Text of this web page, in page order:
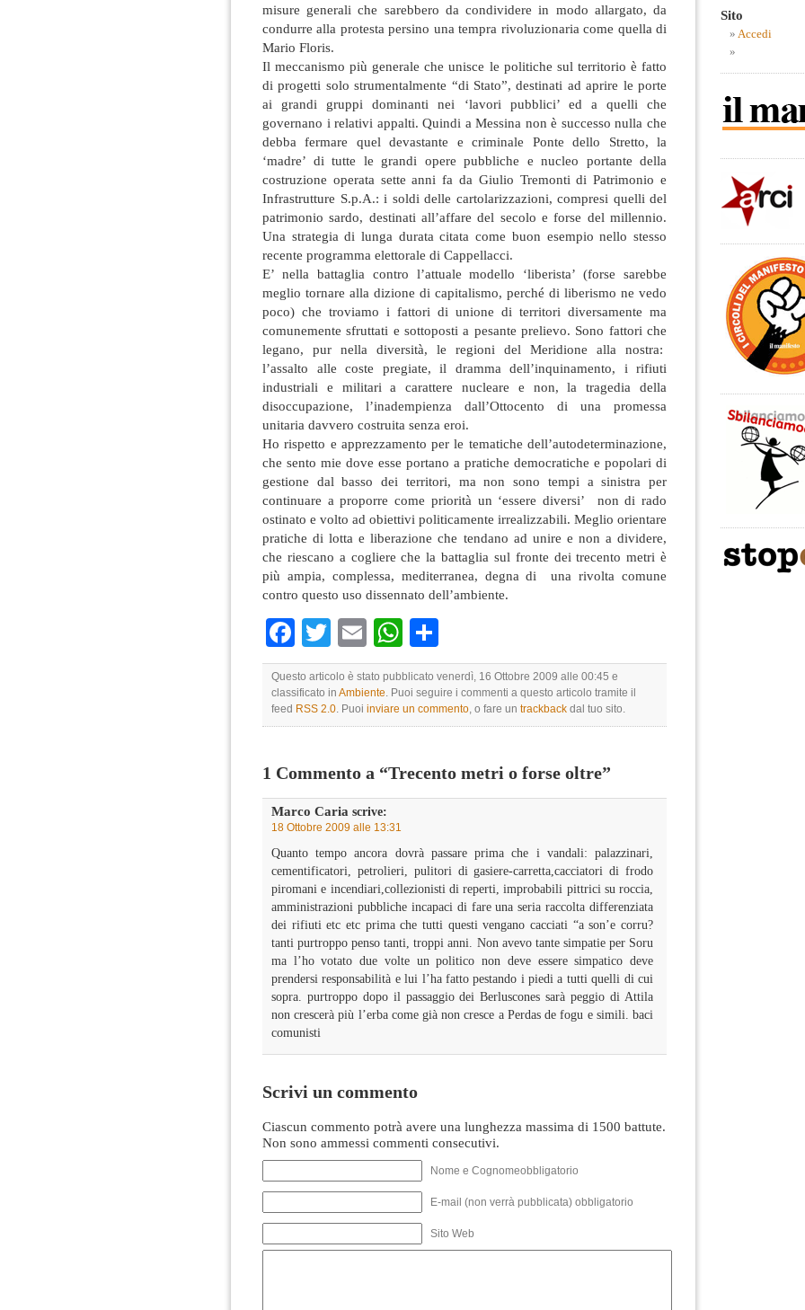
misure generali che sarebbero da condividere in modo allargato, da
condurre alla protesta persino una tempra rivoluzionaria come quella di
Mario Floris.
Il meccanismo più generale che unisce le politiche sul territorio è fatto
di progetti solo strumentalmente “di Stato”, destinati ad aprire le porte
ai grandi gruppi dominanti nei ‘lavori pubblici’ ed a quelli che
governano i relativi appalti. Quindi a Messina non è successo nulla che
debba fermare quel devastante e criminale Ponte dello Stretto, la
‘madre’ di tutte le grandi opere pubbliche e nucleo portante della
costruzione operata sette anni fa da Giulio Tremonti di Patrimonio e
Infrastrutture S.p.A.: i soldi delle cartolarizzazioni, compresi quelli del
patrimonio sardo, destinati all’affare del secolo e forse del millennio.
Una strategia di lunga durata citata come buon esempio nello stesso
recente programma elettorale di Cappellacci.
E’ nella battaglia contro l’attuale modello ‘liberista’ (forse sarebbe
meglio tornare alla dizione di capitalismo, perché di liberismo ne vedo
poco) che troviamo i fattori di unione di territori diversamente ma
comunemente sfruttati e sottoposti a pesante prelievo. Sono fattori che
legano, pur nella diversità, le regioni del Meridione alla nostra:
l’assalto alle coste pregiate, il dramma dell’inquinamento, i rifiuti
industriali e militari a carattere nucleare e non, la tragedia della
disoccupazione, l’inadempienza dall’Ottocento di una promessa
unitaria davvero costruita senza eroi.
Ho rispetto e apprezzamento per le tematiche dell’autodeterminazione,
che sento mie dove esse portano a pratiche democratiche e popolari di
gestione dal basso dei territori, ma non sono tempi a sinistra per
continuare a proporre come priorità un ‘essere diversi’ non di rado
ostinato e volto ad obiettivi politicamente irrealizzabili. Meglio orientare
pratiche di lotta e liberazione che tendano ad unire e non a dividere,
che riescano a cogliere che la battaglia sul fronte dei trecento metri è
più ampia, complessa, mediterranea, degna di una rivolta comune
contro questo uso dissennato dell’ambiente.
Facebook
TwitterEmailWhatsApp
Questo articolo è stato pubblicato venerdì, 16 Ottobre 2009 alle 00:45 e
classificato in Ambiente. Puoi seguire i commenti a questo articolo tramite il
feed RSS 2.0. Puoi inviare un commento, o fare un trackback dal tuo sito.
1 Commento a “Trecento metri o forse oltre”
Marco Caria scrive:
18 Ottobre 2009 alle 13:31
Quanto tempo ancora dovrà passare prima che i vandali: palazzinari,
cementificatori, petrolieri, pulitori di gasiere-carretta,cacciatori di frodo
piromani e incendiari,collezionisti di reperti, improbabili pittrici su roccia,
amministrazioni pubbliche incapaci di fare una seria raccolta differenziata
dei rifiuti etc etc prima che tutti questi vengano cacciati “a son’e corru?
tanti purtroppo penso tanti, troppi anni. Non avevo tante simpatie per Soru
ma l’ho votato due volte un politico non deve essere simpatico deve
prendersi responsabilità e lui l’ha fatto pestando i piedi a tutti quelli di cui
sopra. purtroppo dopo il passaggio dei Berluscones sarà peggio di Attila
non crescerà più l’erba come già non cresce a Perdas de fogu e simili. baci
comunisti
Scrivi un commento
Ciascun commento potrà avere una lunghezza massima di 1500 battute.
Non sono ammessi commenti consecutivi.
Nome e Cognomeobbligatorio
E-mail (non verrà pubblicata) obbligatorio
Sito Web
Sito
Accedi